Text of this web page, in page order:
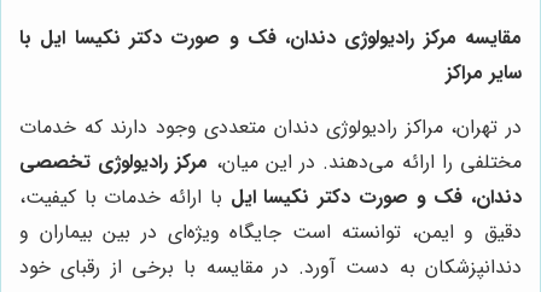
مقایسه مرکز رادیولوژی دندان، فک و صورت دکتر نکیسا ایل با
سایر مراکز
در تهران، مراکز رادیولوژی دندان متعددی وجود دارند که خدمات
مختلفی را ارائه می‌دهند. در این میان، مرکز رادیولوژی تخصصی
دندان، فک و صورت دکتر نکیسا ایل با ارائه خدمات با کیفیت،
دقیق و ایمن، توانسته است جایگاه ویژه‌ای در بین بیماران و
دندانپزشکان به دست آورد. در مقایسه با برخی از رقبای خود